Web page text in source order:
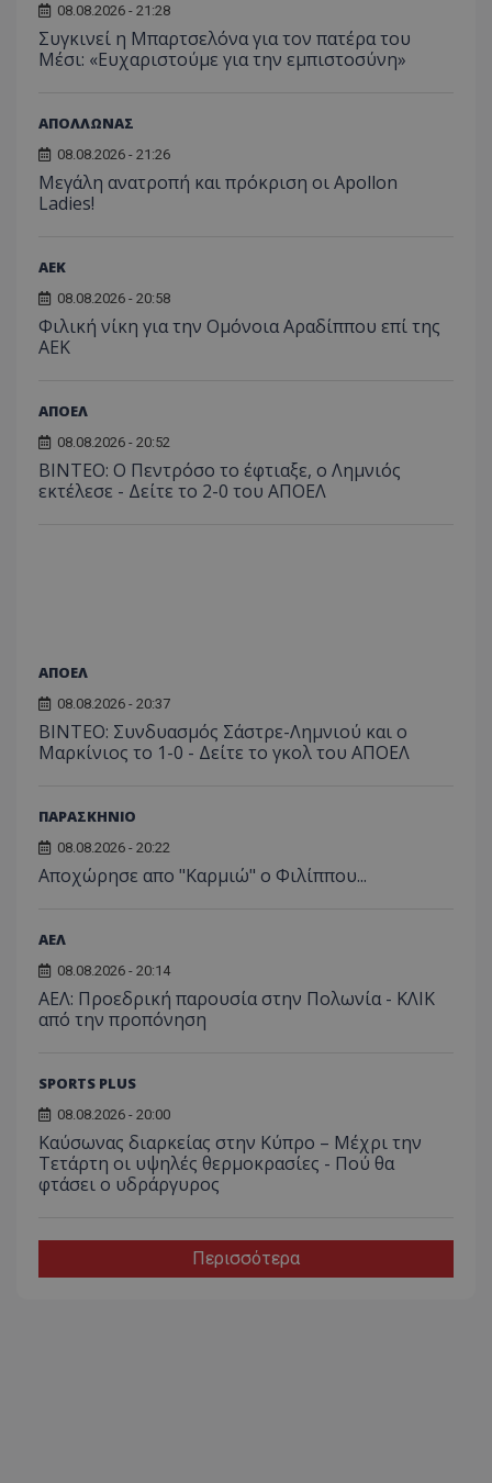
08.08.2026 - 21:28
Συγκινεί η Μπαρτσελόνα για τον πατέρα του
Μέσι: «Ευχαριστούμε για την εμπιστοσύνη»
ΑΠΟΛΛΩΝΑΣ
08.08.2026 - 21:26
Μεγάλη ανατροπή και πρόκριση οι Apollon
Ladies!
ΑEK
08.08.2026 - 20:58
Φιλική νίκη για την Ομόνοια Αραδίππου επί της
ΑΕΚ
ΑΠΟΕΛ
08.08.2026 - 20:52
ΒΙΝΤΕΟ: Ο Πεντρόσο το έφτιαξε, ο Λημνιός
εκτέλεσε - Δείτε το 2-0 του ΑΠΟΕΛ
ΑΠΟΕΛ
08.08.2026 - 20:37
ΒΙΝΤΕΟ: Συνδυασμός Σάστρε-Λημνιού και ο
Μαρκίνιος το 1-0 - Δείτε το γκολ του ΑΠΟΕΛ
ΠΑΡΑΣΚΗΝΙΟ
08.08.2026 - 20:22
Aποχώρησε απο "Καρμιώ" ο Φιλίππου...
ΑΕΛ
08.08.2026 - 20:14
ΑΕΛ: Προεδρική παρουσία στην Πολωνία - ΚΛΙΚ
από την προπόνηση
SPORTS PLUS
08.08.2026 - 20:00
Καύσωνας διαρκείας στην Κύπρο – Μέχρι την
Τετάρτη οι υψηλές θερμοκρασίες - Πού θα
φτάσει ο υδράργυρος
Περισσότερα